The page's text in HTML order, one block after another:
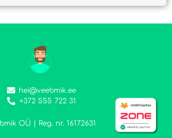
hei@veebmik.ee
+372 555 722 31
OÜ | Reg. nr. 16172631